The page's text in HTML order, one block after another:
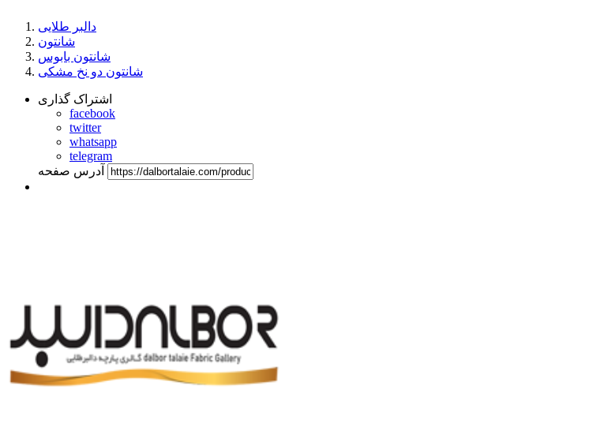
دالبر طلایی
شانتون
شانتون بابوس
شانتون دو نخ مشکی
اشتراک گذاری
facebook
twitter
whatsapp
telegram
آدرس صفحه